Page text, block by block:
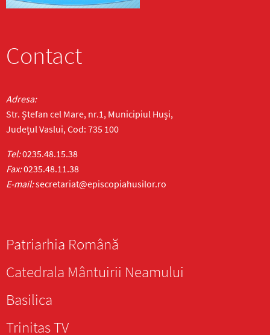
Contact
Adresa:
Str. Ștefan cel Mare, nr.1, Municipiul Huși,
Județul Vaslui, Cod: 735 100
Tel:0235.48.15.38
Fax:0235.48.11.38
E-mail:secretariat@episcopiahusilor.ro
Patriarhia Română
Catedrala Mântuirii Neamului
Basilica
Trinitas TV